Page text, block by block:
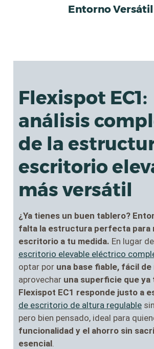
Entorno Versátil
Flexispot EC1:
análisis
de la
escritorio
más versátil
¿Ya tienes un buen tablero?
falta la estructura perfecta para
escritorio a tu medida. En lugar
escritorio elevable eléctrico
optar por una base fiable, fácil de
aprovechar una superficie que ya
Flexispot EC1 responde justo a
de escritorio de altura regulable
pero bien pensado, ideal para
funcionalidad y el ahorro sin
esencial.